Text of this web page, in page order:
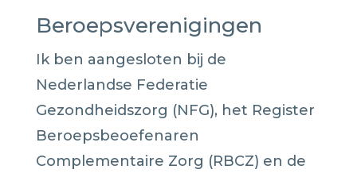
Beroepsverenigingen
Ik ben aangesloten bij de
Nederlandse Federatie
Gezondheidszorg (NFG), het Register
Beroepsbeoefenaren
Complementaire Zorg (RBCZ) en de